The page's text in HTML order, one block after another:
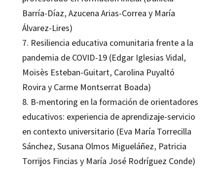
Barría-Díaz, Azucena Arias-Correa y María
Álvarez-Lires)
7. Resiliencia educativa comunitaria frente a la
pandemia de COVID-19 (Edgar Iglesias Vidal,
Moisès Esteban-Guitart, Carolina Puyaltó
Rovira y Carme Montserrat Boada)
8. B-mentoring en la formación de orientadores
educativos: experiencia de aprendizaje-servicio
en contexto universitario (Eva María Torrecilla
Sánchez, Susana Olmos Migueláñez, Patricia
Torrijos Fincias y María José Rodríguez Conde)